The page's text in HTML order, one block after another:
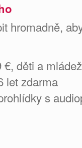
hromadně,
děti a
let zdarma
s